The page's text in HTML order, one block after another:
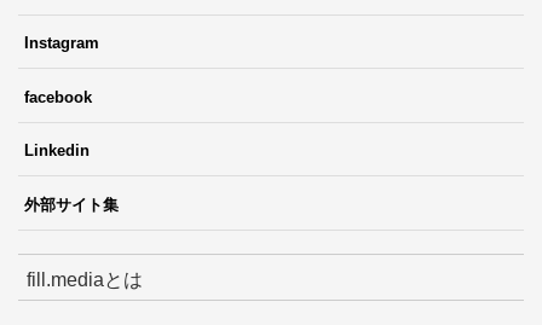
Instagram
facebook
Linkedin
外部サイト集
fill.mediaとは